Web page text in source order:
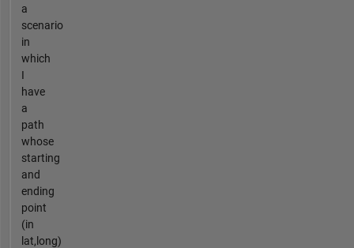
a
scenario
in
which
I
have
a
path
whose
starting
and
ending
point
(in
lat,long)